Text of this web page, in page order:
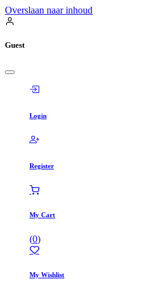
Overslaan naar inhoud
Guest
Login
Register
My Cart
(0)
My Wishlist